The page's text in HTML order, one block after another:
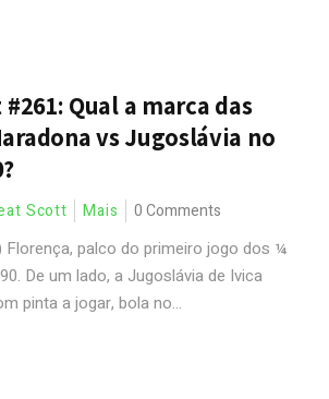
Qual a marca das
vs Jugoslávia no
Scott Mais 0 Comments
Florença, palco do primeiro jogo dos ¼
De um lado, a Jugoslávia de Ivica
pinta a jogar, bola no...